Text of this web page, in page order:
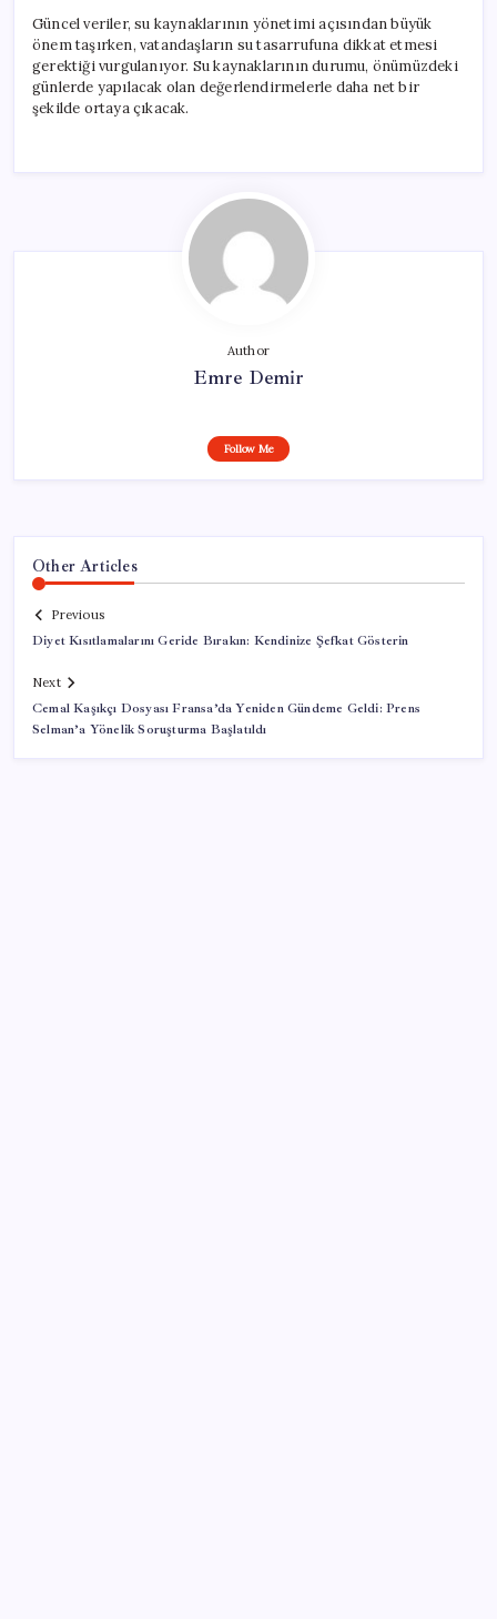
Güncel veriler, su kaynaklarının yönetimi açısından büyük
önem taşırken, vatandaşların su tasarrufuna dikkat etmesi
gerektiği vurgulanıyor. Su kaynaklarının durumu, önümüzdeki
günlerde yapılacak olan değerlendirmelerle daha net bir
şekilde ortaya çıkacak.
Author
Emre Demir
Follow Me
Other Articles
Previous
Diyet Kısıtlamalarını Geride Bırakın: Kendinize Şefkat Gösterin
Next
Cemal Kaşıkçı Dosyası Fransa’da Yeniden Gündeme Geldi: Prens
Selman’a Yönelik Soruşturma Başlatıldı